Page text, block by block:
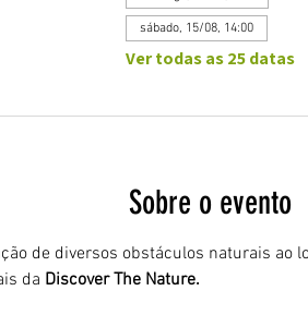
sábado, 15/08, 14:00
Ver todas as 25 datas
Sobre o evento
de diversos obstáculos naturais ao
da Discover The Nature.